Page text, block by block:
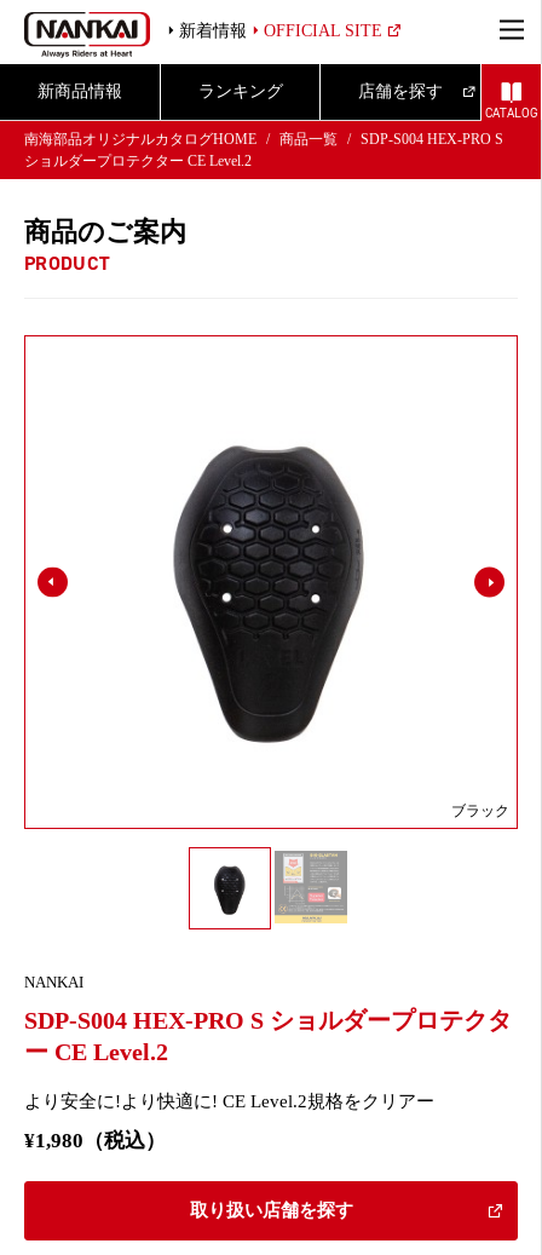
新着情報 OFFICIAL SITE
新商品情報 ランキング 店舗を探す
CATALOG
南海部品オリジナルカタログHOME
商品一覧
SDP-S004 HEX-PRO S
ショルダープロテクター CE Level.2
商品のご案内
PRODUCT
ブラック
NANKAI
SDP-S004 HEX-PRO S ショルダープロテクタ
ー CE Level.2
より安全に!より快適に! CE Level.2規格をクリアー
¥1,980（税込）
取り扱い店舗を探す